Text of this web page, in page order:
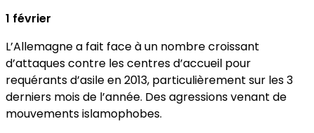
1 février
L’Allemagne a fait face à un nombre croissant
d’attaques contre les centres d’accueil pour
requérants d’asile en 2013, particulièrement sur les 3
derniers mois de l’année. Des agressions venant de
mouvements islamophobes.